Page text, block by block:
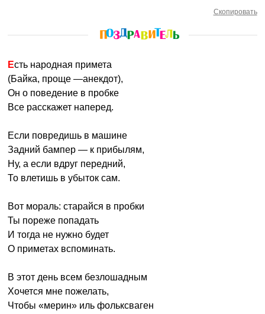
Скопировать
Есть народная примета
(Байка, проще —анекдот),
Он о поведение в пробке
Все расскажет наперед.
Если повредишь в машине
Задний бампер — к прибылям,
Ну, а если вдруг передний,
То влетишь в убыток сам.
Вот мораль: старайся в пробки
Ты пореже попадать
И тогда не нужно будет
О приметах вспоминать.
В этот день всем безлошадным
Хочется мне пожелать,
Чтобы «мерин» иль фольксваген